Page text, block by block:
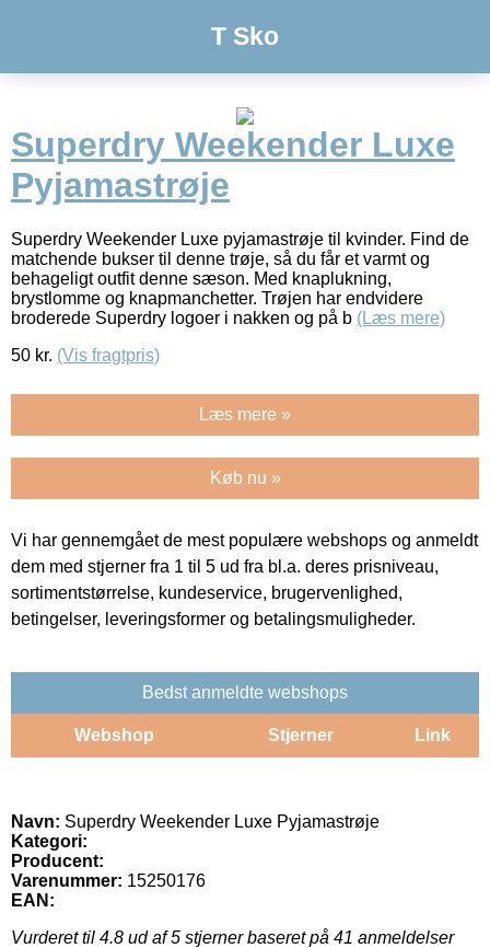
T Sko
Superdry Weekender Luxe
Pyjamastrøje
Superdry Weekender Luxe pyjamastrøje til kvinder. Find de
matchende bukser til denne trøje, så du får et varmt og
behageligt outfit denne sæson. Med knaplukning,
brystlomme og knapmanchetter. Trøjen har endvidere
broderede Superdry logoer i nakken og på b (Læs mere)
50 kr. (Vis fragtpris)
Læs mere »
Køb nu »
Vi har gennemgået de mest populære webshops og anmeldt
dem med stjerner fra 1 til 5 ud fra bl.a. deres prisniveau,
sortimentstørrelse, kundeservice, brugervenlighed,
betingelser, leveringsformer og betalingsmuligheder.
Bedst anmeldte webshops
Webshop Stjerner Link
Navn: Superdry Weekender Luxe Pyjamastrøje
Kategori:
Producent:
Varenummer: 15250176
EAN:
Vurderet til 4.8 ud af 5 stjerner baseret på 41 anmeldelser